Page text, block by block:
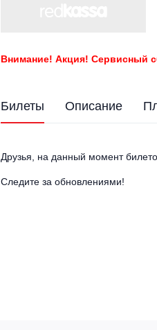
Внимание! Акция! Сервисный
Билеты Описание
Друзья, на данный момент
Следите за обновлениями!